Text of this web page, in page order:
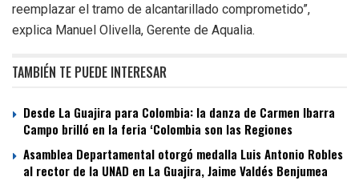
reemplazar el tramo de alcantarillado comprometido”,
explica Manuel Olivella, Gerente de Aqualia.
TAMBIÉN TE PUEDE INTERESAR
Desde La Guajira para Colombia: la danza de Carmen Ibarra
Campo brilló en la feria ‘Colombia son las Regiones
Asamblea Departamental otorgó medalla Luis Antonio Robles
al rector de la UNAD en La Guajira, Jaime Valdés Benjumea